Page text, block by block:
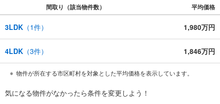
間取り（該当物件数） 平均価格
3LDK （1件） 1,980万円
4LDK （3件） 1,846万円
物件が所在する市区町村を対象とした平均価格を表示しています。
気になる物件がなかったら条件を変更しよう！